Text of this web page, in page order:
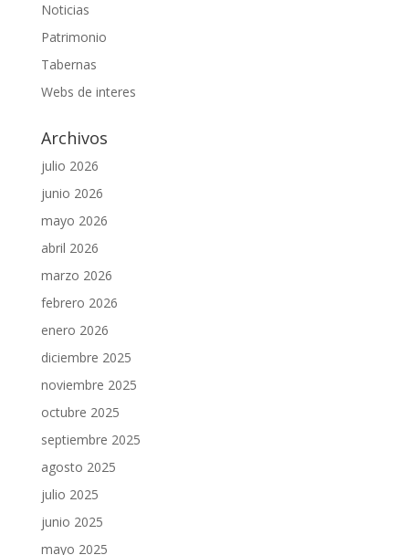
Noticias
Patrimonio
Tabernas
Webs de interes
Archivos
julio 2026
junio 2026
mayo 2026
abril 2026
marzo 2026
febrero 2026
enero 2026
diciembre 2025
noviembre 2025
octubre 2025
septiembre 2025
agosto 2025
julio 2025
junio 2025
mayo 2025